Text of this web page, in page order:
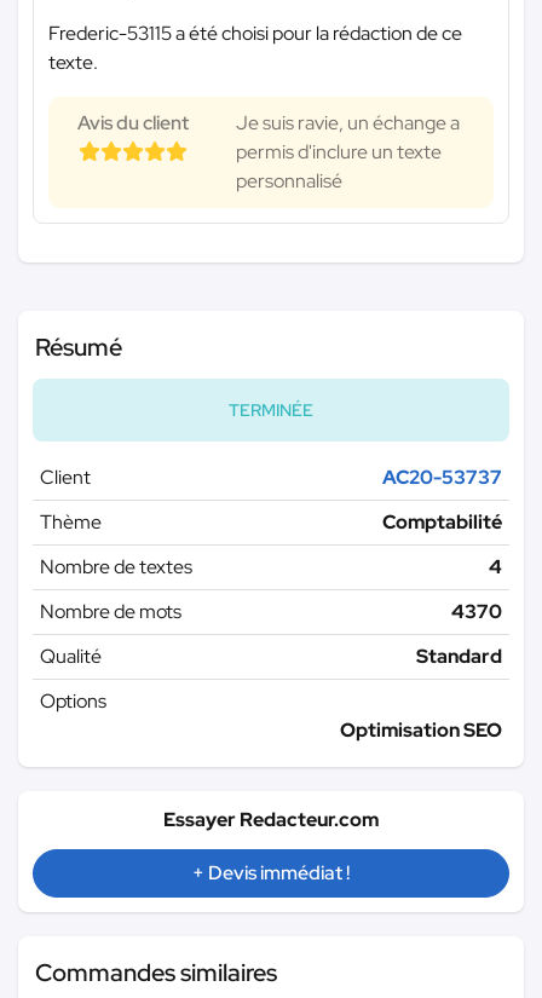
Frederic-53115 a été choisi pour la rédaction de ce
texte.
Avis du client
Je suis ravie, un échange a
permis d'inclure un texte
personnalisé
Résumé
TERMINÉE
Client
AC20-53737
Thème
Comptabilité
Nombre de textes
4
Nombre de mots
4370
Qualité
Standard
Options
Optimisation SEO
Essayer Redacteur.com
+ Devis immédiat !
Commandes similaires